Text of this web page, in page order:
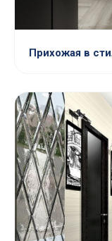
Прихожая в